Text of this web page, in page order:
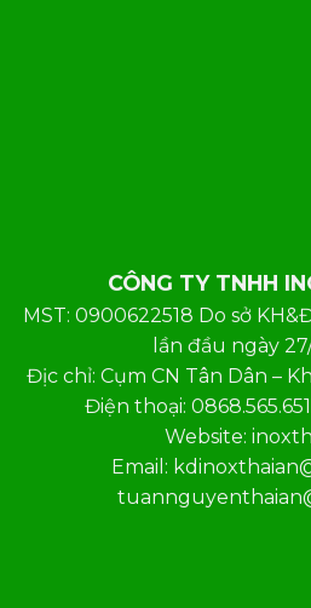
CÔNG TY TNHH
MST: 0900622518 Do sở
lần đầu ngày
Địc chỉ: Cụm CN Tân Dân –
Điện thoại:
Website:
Email: